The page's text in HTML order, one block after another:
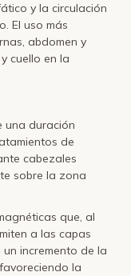
y la circulación
El uso más
abdomen y
cuello en la
una duración
de
cabezales
sobre la zona
que, al
a las capas
incremento de la
la